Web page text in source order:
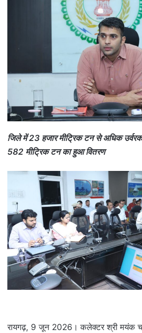
email
जिले में 23 हजार मीट्रिक टन से अधिक
582 मीट्रिक टन का हुआ वितरण
रायगढ़, 9 जून 2026। कलेक्टर श्री मयंक